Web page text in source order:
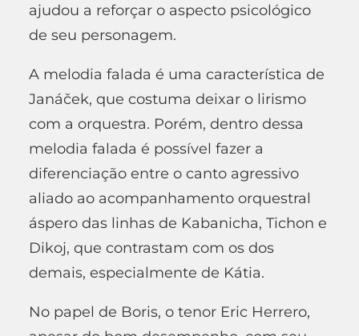
ajudou a reforçar o aspecto psicológico
de seu personagem.
A melodia falada é uma característica de
Janáček, que costuma deixar o lirismo
com a orquestra. Porém, dentro dessa
melodia falada é possível fazer a
diferenciação entre o canto agressivo
aliado ao acompanhamento orquestral
áspero das linhas de Kabanicha, Tichon e
Dikoj, que contrastam com os dos
demais, especialmente de Kátia.
No papel de Boris, o tenor Eric Herrero,